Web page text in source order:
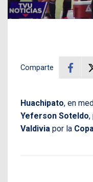
Comparte
Huachipato, en
Yeferson Soteldo,
Valdivia por la